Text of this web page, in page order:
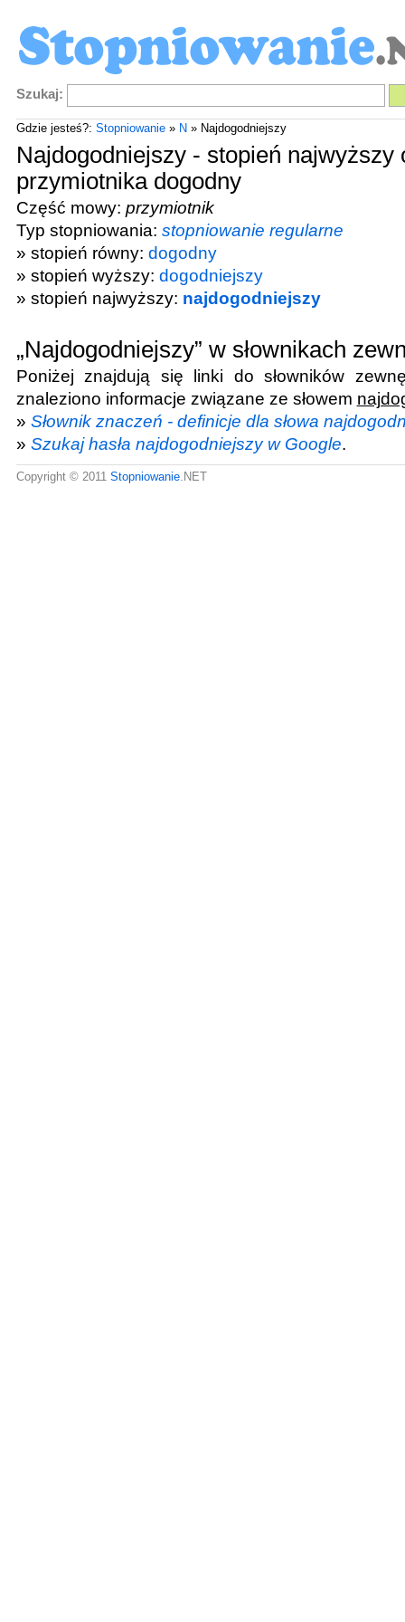
Szukaj:
Gdzie jesteś?: Stopniowanie» N » Najdogodniejszy
Najdogodniejszy - stopień najwyższy
przymiotnika dogodny
Część mowy: przymiotnik
Typ stopniowania: stopniowanie regularne
» stopień równy: dogodny
» stopień wyższy: dogodniejszy
» stopień najwyższy: najdogodniejszy
„Najdogodniejszy” w słownikach
Poniżej znajdują się linki do słowników
znaleziono informacje związane ze słowem
» Słownik znaczeń - definicje dla słowa
» Szukaj hasła najdogodniejszy w Google.
Copyright © 2011 Stopniowanie.NET